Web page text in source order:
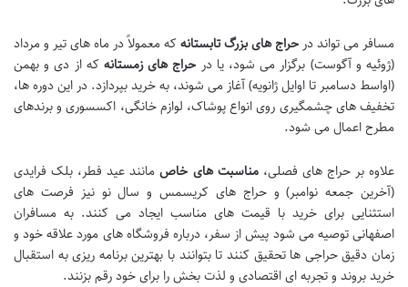
مسافر می تواند در حراج های بزرگ تابستانهکه معمولاً در ماه های تیر و مرداد
(ژوئیه و آگوست) برگزار می شود، یا در حراج های زمستانه که از دی و بهمن
(اواسط دسامبر تا اوایل ژانویه) آغاز می شوند، به خرید بپردازد. در این دوره ها،
تخفیف های چشمگیری روی انواع پوشاک، لوازم خانگی، اکسسوری و برندهای
مطرح اعمال می شود.
علاوه بر حراج های فصلی،مناسبت های خاصمانند عید فطر، بلک فرایدی
(آخرین جمعه نوامبر) و حراج های کریسمس و سال نو نیز فرصت های
استثنایی برای خرید با قیمت های مناسب ایجاد می کنند. به مسافران
اصفهانی توصیه می شود پیش از سفر، درباره فروشگاه های مورد علاقه خود و
زمان دقیق حراجی ها تحقیق کنند تا بتوانند با بهترین برنامه ریزی به استقبال
خرید بروند و تجربه ای اقتصادی و لذت بخش را برای خود رقم بزنند.